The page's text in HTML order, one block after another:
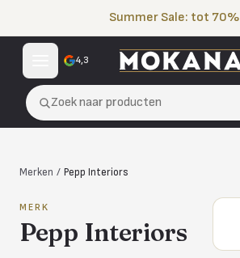
Summer Sale: tot 70%
4,3
Zoek naar producten
Merken / Pepp Interiors
MERK
Pepp Interiors